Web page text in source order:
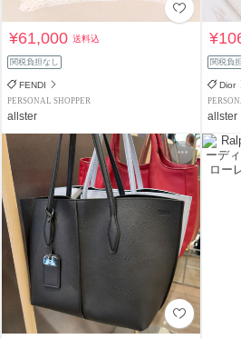
¥61,000送料込
関税負担なし
FENDI
PERSONAL SHOPPER
allster
関税負
Dior
allster